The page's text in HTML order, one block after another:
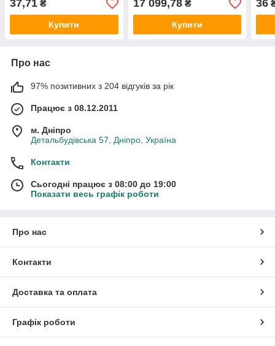
37,71 ₴
Купити
17 099,78₴
Купити
36
Про нас
97% позитивних з 204 відгуків за рік
Працює з 08.12.2011
м. Дніпро
Детальбудівська 57, Дніпро, Україна
Контакти
Сьогодні працює з 08:00 до 19:00
Показати весь графік роботи
Про нас
Контакти
Доставка та оплата
Графік роботи